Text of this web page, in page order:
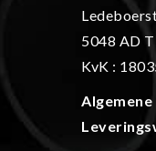
5048 AD
KvK :
L